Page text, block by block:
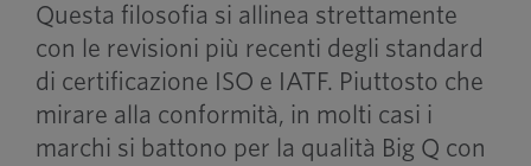
Questa filosofia si allinea strettamente
con le revisioni più recenti degli standard
di certificazione ISO e IATF. Piuttosto che
mirare alla conformità, in molti casi i
marchi si battono per la qualità Big Q con